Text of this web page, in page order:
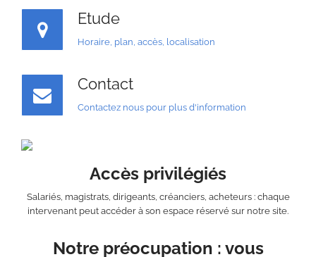
Etude
Horaire, plan, accès, localisation
Contact
Contactez nous pour plus d'information
Accès privilégiés
Salariés, magistrats, dirigeants, créanciers, acheteurs : chaque
intervenant peut accéder à son espace réservé sur notre site.
Notre préocupation : vous